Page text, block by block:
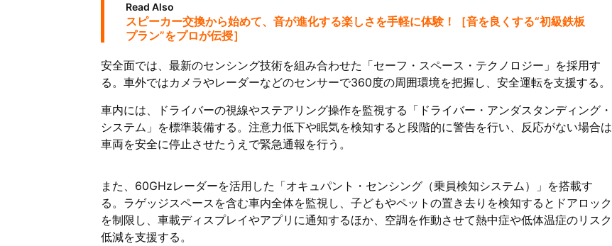
Read Also
スピーカー交換から始めて、音が進化する楽しさを手軽に体験！［音を良くする“初級鉄板
プラン”をプロが伝授］
安全面では、最新のセンシング技術を組み合わせた「セーフ・スペース・テクノロジー」を採用す
る。車外ではカメラやレーダーなどのセンサーで360度の周囲環境を把握し、安全運転を支援する。
車内には、ドライバーの視線やステアリング操作を監視する「ドライバー・アンダスタンディング・
システム」を標準装備する。注意力低下や眠気を検知すると段階的に警告を行い、反応がない場合は
車両を安全に停止させたうえで緊急通報を行う。
また、60GHzレーダーを活用した「オキュパント・センシング（乗員検知システム）」を搭載す
る。ラゲッジスペースを含む車内全体を監視し、子どもやペットの置き去りを検知するとドアロック
を制限し、車載ディスプレイやアプリに通知するほか、空調を作動させて熱中症や低体温症のリスク
低減を支援する。